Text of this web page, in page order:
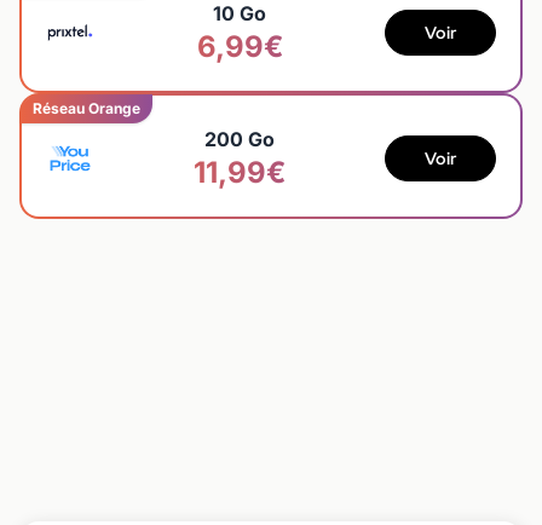
10 Go
6,99€ Voir
Réseau Orange
200 Go
11,99€ Voir